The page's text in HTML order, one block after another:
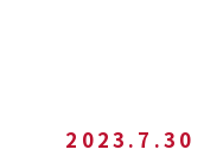
2023.7.30